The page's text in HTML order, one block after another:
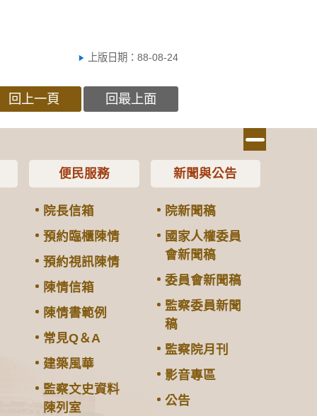
上版日期：88-08-24
回上一頁 回最上面
便民服務
院長信箱
預約臨櫃陳情
預約視訊陳情
陳情信箱
陳情書範例
常見Q＆A
建築風華
監察文史資料
陳列室
新聞與公告
院新聞稿
國家人權委員
會新聞稿
委員會新聞稿
監察委員新聞
稿
監察院月刊
影音專區
公告